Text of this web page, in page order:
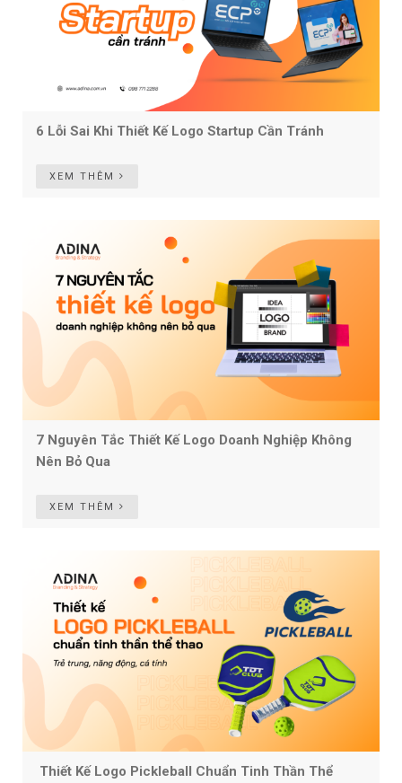
6 Lỗi Sai Khi Thiết Kế Logo Startup Cần Tránh
XEM THÊM
7 Nguyên Tắc Thiết Kế Logo Doanh Nghiệp Không
Nên Bỏ Qua
XEM THÊM
Thiết Kế Logo Pickleball Chuẩn Tinh Thần Thể